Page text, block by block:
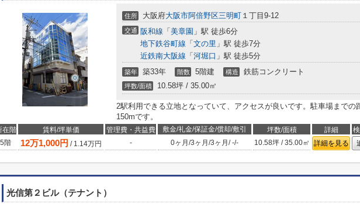
住所 大阪府大阪市阿倍野区三明町 １丁目9‐12
交通 阪和線 「 美章園 」駅 徒歩6分
地下鉄谷町線 「 文の里 」駅 徒歩7分
近鉄南大阪線 「 河堀口 」駅 徒歩5分
築年 築33年 階数 5階建 構造 鉄筋コンクリート
坪数/面積 10.58坪 / 35.00㎡
2駅利用できる立地となっていて、アクセスが良いです。駐車場までの
150mです。
在階 賃料/坪単価 管理費・共益費 敷金/礼金/保証金/償却/敷引 坪数/面積 詳細
5階
12万1,000円 / 1.14万円 - 0ヶ月 /3ヶ月 /3ヶ月 /-/- 10.58坪 / 35.00㎡ 詳細を見る
光信第２ビル（テナント）